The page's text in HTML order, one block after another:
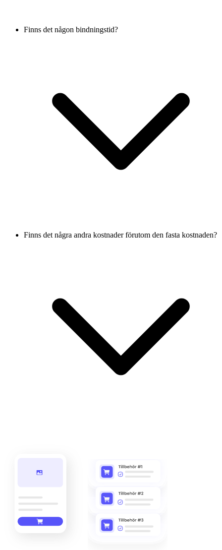
Finns det någon bindningstid?
Finns det några andra kostnader förutom den fasta kostnaden?